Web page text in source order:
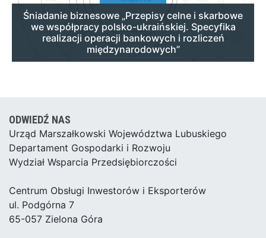
Śniadanie biznesowe „Przepisy celne i skarbowe
we współpracy polsko-ukraińskiej. Specyfika
realizacji operacji bankowych i rozliczeń
międzynarodowych”
ODWIEDŹ NAS
Urząd Marszałkowski Województwa Lubuskiego
Departament Gospodarki i Rozwoju
Wydział Wsparcia Przedsiębiorczości
Centrum Obsługi Inwestorów i Eksporterów
ul. Podgórna 7
65-057 Zielona Góra